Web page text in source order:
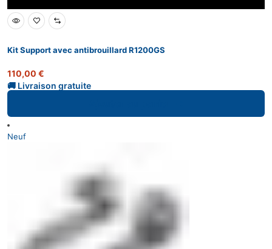
Kit Support avec antibrouillard R1200GS
110,00 €
Neuf